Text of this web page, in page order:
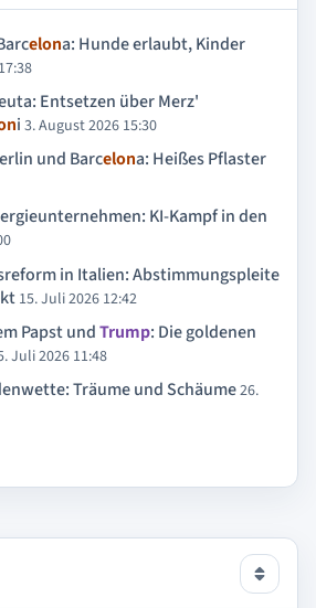
elona: Hunde erlaubt, Kinder
Entsetzen über Merz'
i 3. August 2026 15:30
und Barcelona: Heißes Pflaster
KI-Kampf in den
in Italien: Abstimmungspleite
15. Juli 2026 12:42
Papst undTrump: Die goldenen
Juli 2026 11:48
Träume und Schäume26.